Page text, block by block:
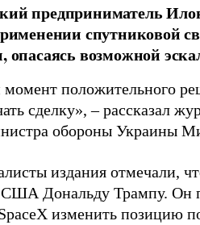
предприниматель
спутниковой
опасаясь возможной
положительного
сделку», – рассказал
обороны Украины
издания отмечали,
США Дональду Трампу. Он
изменить позицию